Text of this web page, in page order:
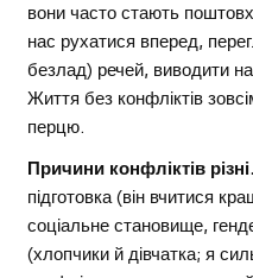
вони часто стають
нас рухатися вперед,
безлад) речей, виводити
Життя без конфліктів
перцю.
Причини конфліктів різні.
підготовка (він вчитися
соціальне становище,
(хлопчики й дівчатка; я